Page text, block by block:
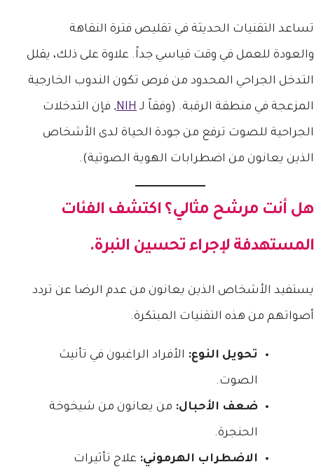
تساعد التقنيات الحديثة في تقليص فترة النقاهة
والعودة للعمل في وقت قياسي جداً. علاوة على ذلك، يقلل
التدخل الجراحي المحدود من فرص تكون الندوب الخارجية
المزعجة في منطقة الرقبة. (وفقاً لـ NIH, فإن التدخلات
الجراحية للصوت ترفع من جودة الحياة لدى الأشخاص
الذين يعانون من اضطرابات الهوية الصوتية).
هل أنت مرشح مثالي؟ اكتشف الفئات
المستهدفة لإجراء تحسين النبرة.
يستفيد الأشخاص الذين يعانون من عدم الرضا عن تردد
أصواتهم من هذه التقنيات المبتكرة.
تحويل النوع: الأفراد الراغبون في تأنيث
الصوت.
ضعف الأحبال: من يعانون من شيخوخة
الحنجرة.
الاضطراب الهرموني: علاج تأثيرات